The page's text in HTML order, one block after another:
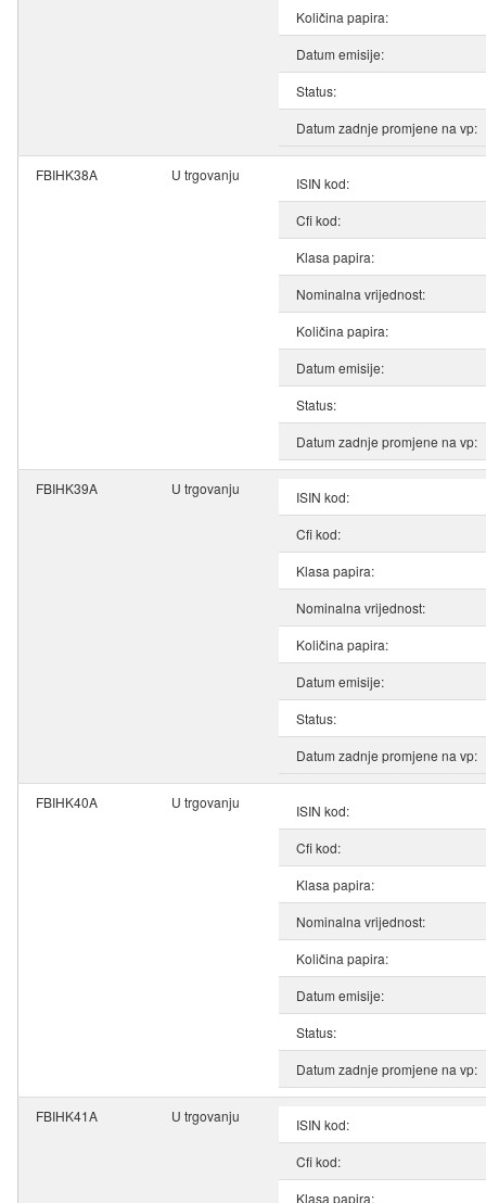
Količina papira:
Datum emisije:
Status:
Datum zadnje promjene na vp:
FBIHK38A U trgovanju
ISIN kod:
Cfi kod:
Klasa papira:
Nominalna vrijednost:
Količina papira:
Datum emisije:
Status:
Datum zadnje promjene na vp:
FBIHK39A U trgovanju
ISIN kod:
Cfi kod:
Klasa papira:
Nominalna vrijednost:
Količina papira:
Datum emisije:
Status:
Datum zadnje promjene na vp:
FBIHK40A U trgovanju
ISIN kod:
Cfi kod:
Klasa papira:
Nominalna vrijednost:
Količina papira:
Datum emisije:
Status:
Datum zadnje promjene na vp:
FBIHK41A U trgovanju
ISIN kod:
Cfi kod:
Klasa papira: